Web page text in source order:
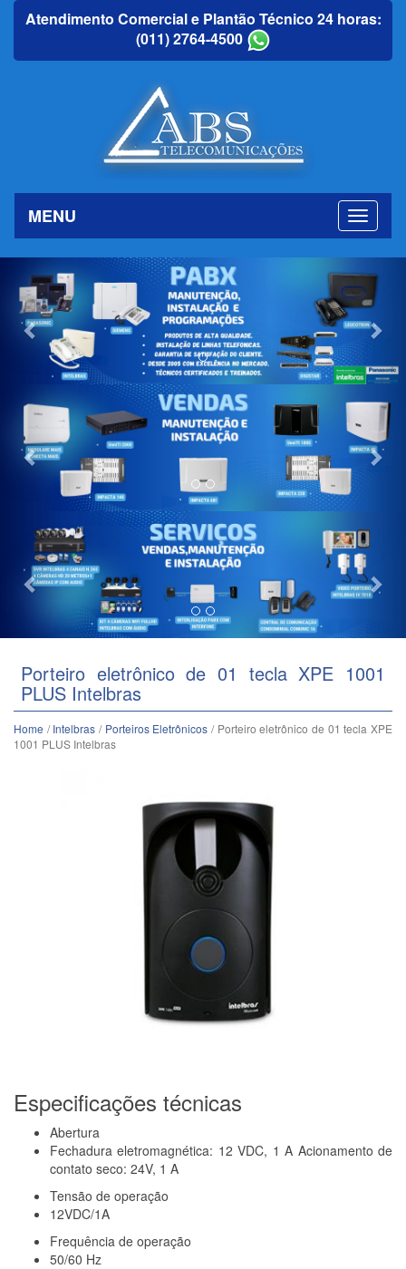
Atendimento Comercial e Plantão Técnico 24 horas:
(011) 2764-4500
MENU
Previous
Previous
Previous
Porteiro eletrônico de 01 tecla XPE 1001
PLUS Intelbras
Home /Intelbras / Porteiros Eletrônicos / Porteiro eletrônico de 01 tecla XPE
1001 PLUS Intelbras
Especificações técnicas
Abertura
Fechadura eletromagnética: 12 VDC, 1 A Acionamento de
contato seco: 24V, 1 A
Tensão de operação
12VDC/1A
Frequência de operação
50/60 Hz